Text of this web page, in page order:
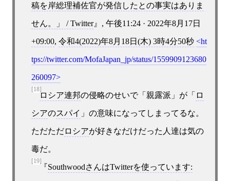
稿を岸総理補佐官が発信したとの事実はありま
せん。」 / Twitter , 午後11:24 · 2022年8月17日
+09:00, 令和4(2022)年8月18日(木) 3時4分50秒 ht
tps://twitter.com/MofaJapan_jp/status/1559909123680
260097
[18]
ロシア連邦の侵略のせいで「親露派」が「 ロ
シアのスパイ 」の意味になってしまってるな。
ただただロシアが好きなだけだった人達は気の
毒だ。
[19]
SouthwoodさんはTwitterを使っています: